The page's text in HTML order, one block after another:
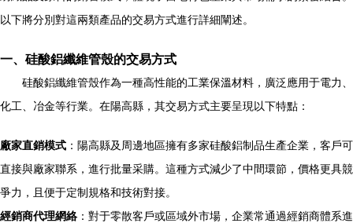
以下將分別對這兩類產品的交易方式進行詳細闡述。
一、硅酸鋁纖維管殼的交易方式
硅酸鋁纖維管殼作為一種高性能的工業保溫材料，廣泛應用于電力、
化工、冶金等行業。在陽高縣，其交易方式主要呈現以下特點：
廠家直銷模式 ：陽高縣及周邊地區擁有多家硅酸鋁制品生產企業，客戶可
直接與廠家聯系，進行批量采購。這種方式減少了中間環節，價格更具競
爭力，且便于定制規格和技術對接。
經銷商代理網絡：對于零散客戶或區域外市場，企業常通過經銷商體系進